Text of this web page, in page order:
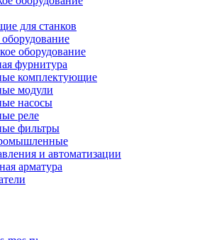
для станков
оборудование
фурнитура
комплектующие
модули
насосы
реле
фильтры
и автоматизации
арматура